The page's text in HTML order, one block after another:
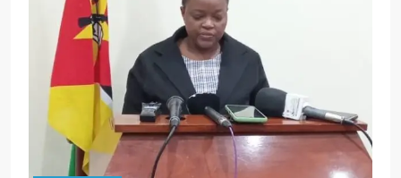
encontro de revitalização na
Diocese de Chimoio
PORTUGUÊS RELIGIOSA
6
“Um movimento eclesial sem
Cristo como centro é uma simples
organização humana” – defende o
Padre Mubango
PORTUGUÊS RELIGIOSA